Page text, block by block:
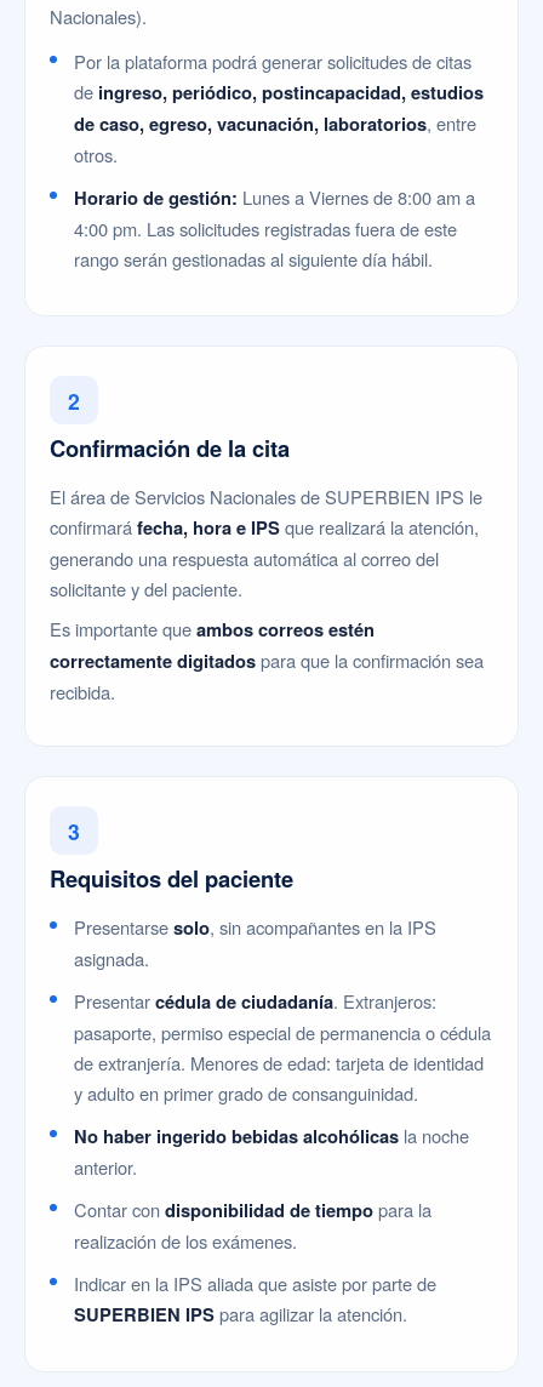
Nacionales).
Por la plataforma podrá generar solicitudes de citas
de ingreso, periódico, postincapacidad, estudios
de caso, egreso, vacunación, laboratorios, entre
otros.
Horario de gestión: Lunes a Viernes de 8:00 am a
4:00 pm. Las solicitudes registradas fuera de este
rango serán gestionadas al siguiente día hábil.
2
Confirmación de la cita
El área de Servicios Nacionales de SUPERBIEN IPS le
confirmaráfecha, hora e IPSque realizará la atención,
generando una respuesta automática al correo del
solicitante y del paciente.
Es importante queambos correos estén
correctamente digitadospara que la confirmación sea
recibida.
3
Requisitos del paciente
Presentarsesolo, sin acompañantes en la IPS
asignada.
Presentarcédula de ciudadanía. Extranjeros:
pasaporte, permiso especial de permanencia o cédula
de extranjería. Menores de edad: tarjeta de identidad
y adulto en primer grado de consanguinidad.
No haber ingerido bebidas alcohólicas la noche
anterior.
Contar condisponibilidad de tiempopara la
realización de los exámenes.
Indicar en la IPS aliada que asiste por parte de
SUPERBIEN IPSpara agilizar la atención.